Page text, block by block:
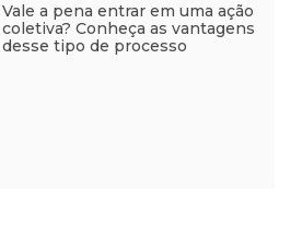
Vale a pena entrar em uma ação
coletiva? Conheça as vantagens
desse tipo de processo